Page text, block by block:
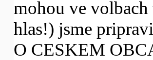
mohou ve volbach
hlas!) jsme
O CESKEM